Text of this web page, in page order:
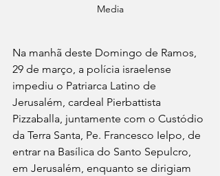
Media
Na manhã deste Domingo de Ramos,
29 de março, a polícia israelense
impediu o Patriarca Latino de
Jerusalém, cardeal Pierbattista
Pizzaballa, juntamente com o Custódio
da Terra Santa, Pe. Francesco Ielpo, de
entrar na Basílica do Santo Sepulcro,
em Jerusalém, enquanto se dirigiam